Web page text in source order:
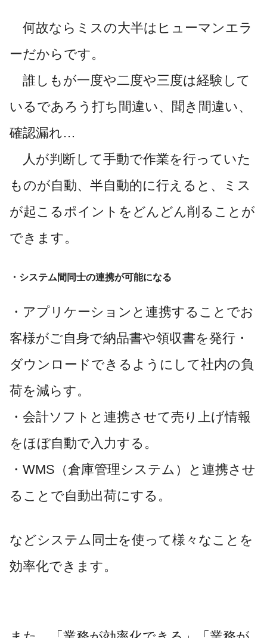
何故ならミスの大半はヒューマンエラ
ーだからです。
誰しもが一度や二度や三度は経験して
いるであろう打ち間違い、聞き間違い、
確認漏れ…
人が判断して手動で作業を行っていた
ものが自動、半自動的に行えると、ミス
が起こるポイントをどんどん削ることが
できます。
・システム間同士の連携が可能になる
・アプリケーションと連携することでお
客様がご自身で納品書や領収書を発行・
ダウンロードできるようにして社内の負
荷を減らす。
・会計ソフトと連携させて売り上げ情報
をほぼ自動で入力する。
・WMS（倉庫管理システム）と連携させ
ることで自動出荷にする。
などシステム同士を使って様々なことを
効率化できます。